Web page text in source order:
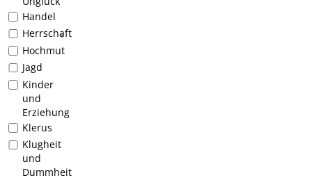
Handel
1
Herrschaft
Hochmut
Jagd
Kinder
und
Erziehung
Klerus
Klugheit
und
Dummheit